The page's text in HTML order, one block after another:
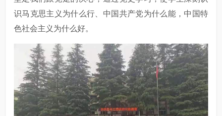
识马克思主义为什么行、中国共产党为什么能，中国特
色社会主义为什么好。